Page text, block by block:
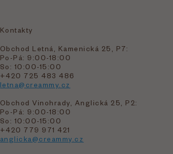
Kontakty
Obchod Letná, Kamenická 25, P7:
Po-Pá: 9:00-18:00
So: 10:00-15:00
+420 725 483 486
letna@creammy.cz
Obchod Vinohrady, Anglická 25, P2:
Po-Pá: 9:00-18:00
So: 10:00-15:00
+420 779 971 421
anglicka@creammy.cz